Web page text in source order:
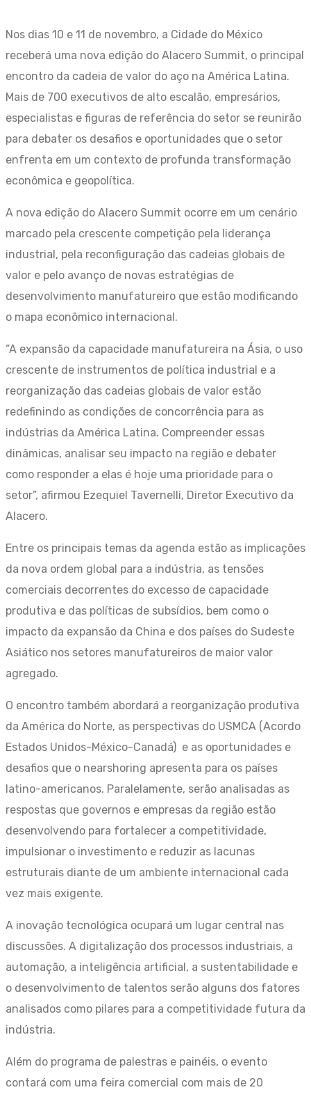
Nos dias 10 e 11 de novembro, a Cidade do México
receberá uma nova edição do Alacero Summit, o principal
encontro da cadeia de valor do aço na América Latina.
Mais de 700 executivos de alto escalão, empresários,
especialistas e figuras de referência do setor se reunirão
para debater os desafios e oportunidades que o setor
enfrenta em um contexto de profunda transformação
econômica e geopolítica.
A nova edição do Alacero Summit ocorre em um cenário
marcado pela crescente competição pela liderança
industrial, pela reconfiguração das cadeias globais de
valor e pelo avanço de novas estratégias de
desenvolvimento manufatureiro que estão modificando
o mapa econômico internacional.
“A expansão da capacidade manufatureira na Ásia, o uso
crescente de instrumentos de política industrial e a
reorganização das cadeias globais de valor estão
redefinindo as condições de concorrência para as
indústrias da América Latina. Compreender essas
dinâmicas, analisar seu impacto na região e debater
como responder a elas é hoje uma prioridade para o
setor”, afirmou Ezequiel Tavernelli, Diretor Executivo da
Alacero.
Entre os principais temas da agenda estão as implicações
da nova ordem global para a indústria, as tensões
comerciais decorrentes do excesso de capacidade
produtiva e das políticas de subsídios, bem como o
impacto da expansão da China e dos países do Sudeste
Asiático nos setores manufatureiros de maior valor
agregado.
O encontro também abordará a reorganização produtiva
da América do Norte, as perspectivas do USMCA (Acordo
Estados Unidos-México-Canadá) e as oportunidades e
desafios que o nearshoring apresenta para os países
latino-americanos. Paralelamente, serão analisadas as
respostas que governos e empresas da região estão
desenvolvendo para fortalecer a competitividade,
impulsionar o investimento e reduzir as lacunas
estruturais diante de um ambiente internacional cada
vez mais exigente.
A inovação tecnológica ocupará um lugar central nas
discussões. A digitalização dos processos industriais, a
automação, a inteligência artificial, a sustentabilidade e
o desenvolvimento de talentos serão alguns dos fatores
analisados como pilares para a competitividade futura da
indústria.
Além do programa de palestras e painéis, o evento
contará com uma feira comercial com mais de 20